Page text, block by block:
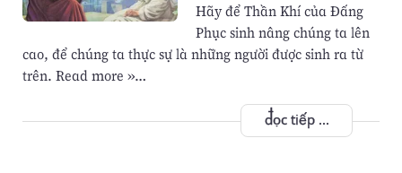
Hãy để Thần Khí của Đấng
Phục sinh nâng chúng ta lên
cao, để chúng ta thực sự là những người được sinh ra từ
trên. Read more »…
đọc tiếp ...